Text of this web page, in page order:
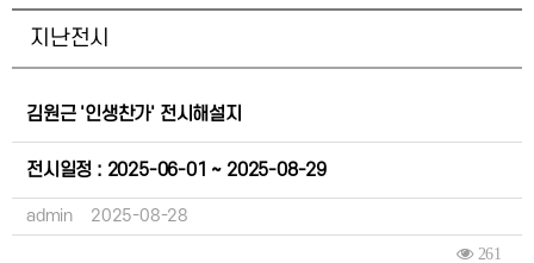
지난전시
김원근 '인생찬가' 전시해설지
전시일정 : 2025-06-01 ~ 2025-08-29
admin 2025-08-28
261